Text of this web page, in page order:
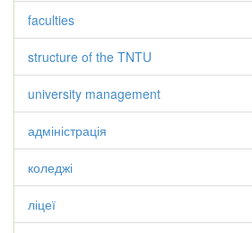
faculties
structure of the TNTU
university management
адміністрація
коледжі
ліцеї